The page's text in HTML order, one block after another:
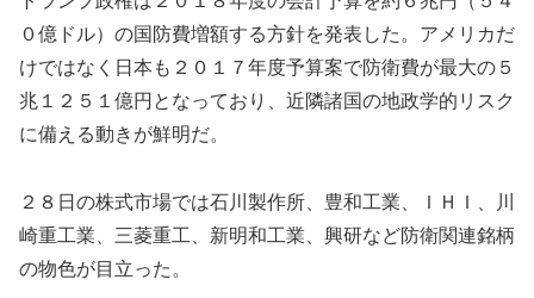
０億ドル）の国防費増額する方針を発表した。アメリカだ
けではなく日本も２０１７年度予算案で防衛費が最大の５
兆１２５１億円となっており、近隣諸国の地政学的リスク
に備える動きが鮮明だ。
２８日の株式市場では石川製作所、豊和工業、ＩＨＩ、川
崎重工業、三菱重工、新明和工業、興研など防衛関連銘柄
の物色が目立った。